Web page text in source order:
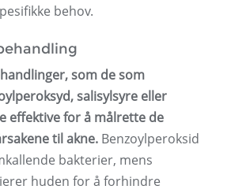
behov.
som de som
salisylsyre eller
effektive for å målrette de
til akne. Benzoylperoksid
bakterier, mens
huden for å forhindre